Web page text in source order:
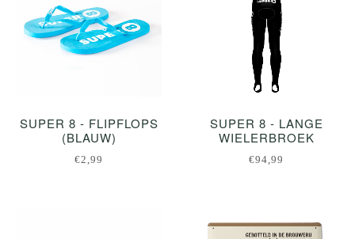
SUPER 8 - FLIPFLOPS
(BLAUW)
€2,99
SUPER 8 - LANGE
WIELERBROEK
€94,99